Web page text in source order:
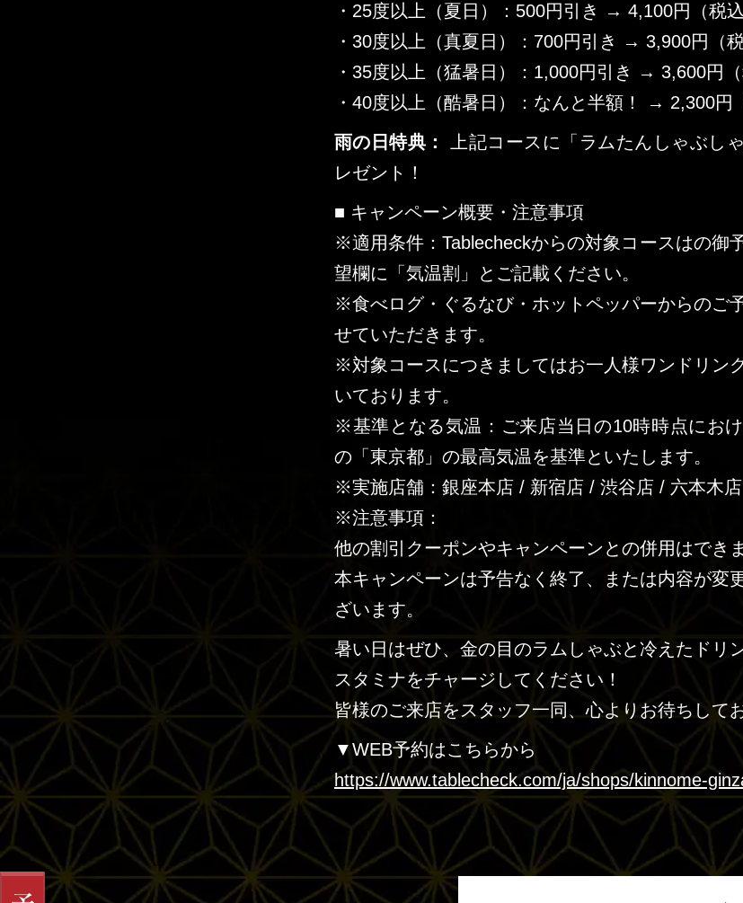
・25度以上（夏日）：500円引き → 4,100円（税込
・30度以上（真夏日）：700円引き → 3,900円（税
・35度以上（猛暑日）：1,000円引き → 3,600円（
・40度以上（酷暑日）：なんと半額！ → 2,300円
雨の日特典：
上記コースに「ラムたんしゃぶし
レゼント！
■ キャンペーン概要・注意事項
※適用条件：Tablecheckからの対象コースはの御
望欄に「気温割」とご記載ください。
※食べログ・ぐるなび・ホットペッパーからのご
せていただきます。
※対象コースにつきましてはお一人様ワンドリン
いております。
※基準となる気温：ご来店当日の10時時点にお
の「東京都」の最高気温を基準といたします。
※実施店舗：銀座本店 / 新宿店 / 渋谷店 / 六本木
※注意事項：
他の割引クーポンやキャンペーンとの併用はでき
本キャンペーンは予告なく終了、または内容が変
ざいます。
暑い日はぜひ、金の目のラムしゃぶと冷えたドリ
スタミナをチャージしてください！
皆様のご来店をスタッフ一同、心よりお待ちして
▼WEB予約はこちらから
https://www.tablecheck.com/ja/shops/kinnome-